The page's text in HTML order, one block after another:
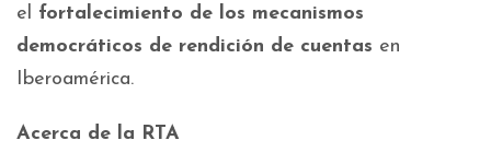
el fortalecimiento de los mecanismos
democráticos de rendición de cuentas en
Iberoamérica.
Acerca de la RTA